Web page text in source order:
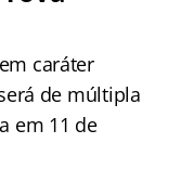
caráter
de múltipla
em 11 de